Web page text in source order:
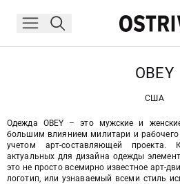
OBEY
США
Одежда OBEY – это мужские и
большим влиянием милитари и рабочего
учетом арт-составляющей проекта.
актуальных для дизайна одежды
это не просто всемирно известное арт-
логотип, или узнаваемый всеми стиль